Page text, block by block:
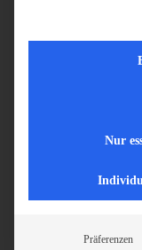
Jobs in Ihrer
Jobs in Dortmund
Jobs in Essen (5)
Nur
Präferenzen